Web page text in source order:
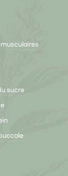
sucre